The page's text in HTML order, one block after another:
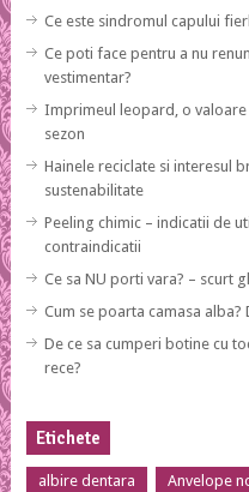
Ce este sindromul capului
Ce poti face pentru a nu
vestimentar?
Imprimeul leopard, o valoare
sezon
Hainele reciclate si interesul
sustenabilitate
Peeling chimic – indicatii de
contraindicatii
Ce sa NU porti vara? – scurt
Cum se poarta camasa alba?
De ce sa cumperi botine cu
rece?
Etichete
albire dentara Anvelope